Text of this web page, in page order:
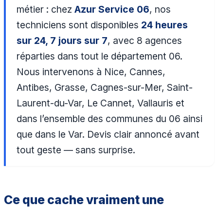
métier : chezAzur Service 06, nos
techniciens sont disponibles 24 heures
sur 24, 7 jours sur 7, avec 8 agences
réparties dans tout le département 06.
Nous intervenons à Nice, Cannes,
Antibes, Grasse, Cagnes-sur-Mer, Saint-
Laurent-du-Var, Le Cannet, Vallauris et
dans l’ensemble des communes du 06 ainsi
que dans le Var. Devis clair annoncé avant
tout geste — sans surprise.
Ce que cache vraiment une